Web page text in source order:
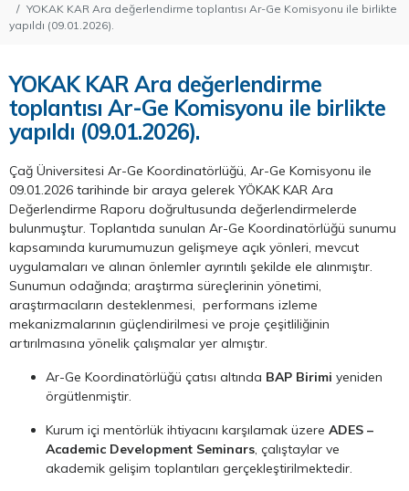
YOKAK KAR Ara değerlendirme toplantısı Ar-Ge Komisyonu ile birlikte
yapıldı (09.01.2026).
YOKAK KAR Ara değerlendirme
toplantısı Ar-Ge Komisyonu ile birlikte
yapıldı (09.01.2026).
Çağ Üniversitesi Ar-Ge Koordinatörlüğü, Ar-Ge Komisyonu ile
09.01.2026 tarihinde bir araya gelerek YÖKAK KAR Ara
Değerlendirme Raporu doğrultusunda değerlendirmelerde
bulunmuştur. Toplantıda sunulan Ar-Ge Koordinatörlüğü sunumu
kapsamında kurumumuzun gelişmeye açık yönleri, mevcut
uygulamaları ve alınan önlemler ayrıntılı şekilde ele alınmıştır.
Sunumun odağında; araştırma süreçlerinin yönetimi,
araştırmacıların desteklenmesi, performans izleme
mekanizmalarının güçlendirilmesi ve proje çeşitliliğinin
artırılmasına yönelik çalışmalar yer almıştır.
Ar-Ge Koordinatörlüğü çatısı altında BAP Birimi yeniden
örgütlenmiştir.
Kurum içi mentörlük ihtiyacını karşılamak üzere ADES –
Academic Development Seminars , çalıştaylar ve
akademik gelişim toplantıları gerçekleştirilmektedir.